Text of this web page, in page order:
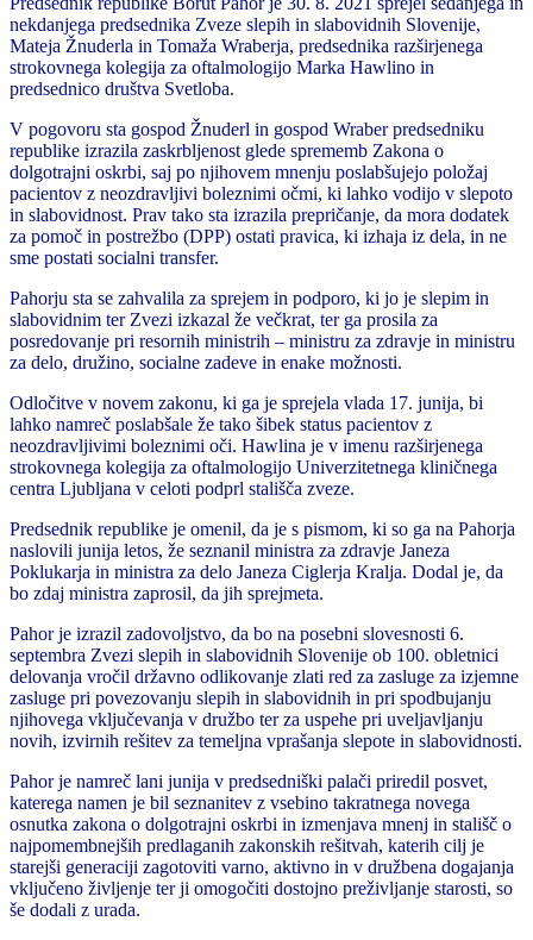
nekdanjega predsednika Zveze slepih in slabovidnih Slovenije,
Mateja Žnuderla in Tomaža Wraberja, predsednika razširjenega
strokovnega kolegija za oftalmologijo Marka Hawlino in
predsednico društva Svetloba.
V pogovoru sta gospod Žnuderl in gospod Wraber predsedniku
republike izrazila zaskrbljenost glede sprememb Zakona o
dolgotrajni oskrbi, saj po njihovem mnenju poslabšujejo položaj
pacientov z neozdravljivi boleznimi očmi, ki lahko vodijo v slepoto
in slabovidnost. Prav tako sta izrazila prepričanje, da mora dodatek
za pomoč in postrežbo (DPP) ostati pravica, ki izhaja iz dela, in ne
sme postati socialni transfer.
Pahorju sta se zahvalila za sprejem in podporo, ki jo je slepim in
slabovidnim ter Zvezi izkazal že večkrat, ter ga prosila za
posredovanje pri resornih ministrih – ministru za zdravje in ministru
za delo, družino, socialne zadeve in enake možnosti.
Odločitve v novem zakonu, ki ga je sprejela vlada 17. junija, bi
lahko namreč poslabšale že tako šibek status pacientov z
neozdravljivimi boleznimi oči. Hawlina je v imenu razširjenega
strokovnega kolegija za oftalmologijo Univerzitetnega kliničnega
centra Ljubljana v celoti podprl stališča zveze.
Predsednik republike je omenil, da je s pismom, ki so ga na Pahorja
naslovili junija letos, že seznanil ministra za zdravje Janeza
Poklukarja in ministra za delo Janeza Ciglerja Kralja. Dodal je, da
bo zdaj ministra zaprosil, da jih sprejmeta.
Pahor je izrazil zadovoljstvo, da bo na posebni slovesnosti 6.
septembra Zvezi slepih in slabovidnih Slovenije ob 100. obletnici
delovanja vročil državno odlikovanje zlati red za zasluge za izjemne
zasluge pri povezovanju slepih in slabovidnih in pri spodbujanju
njihovega vključevanja v družbo ter za uspehe pri uveljavljanju
novih, izvirnih rešitev za temeljna vprašanja slepote in slabovidnosti.
Pahor je namreč lani junija v predsedniški palači priredil posvet,
katerega namen je bil seznanitev z vsebino takratnega novega
osnutka zakona o dolgotrajni oskrbi in izmenjava mnenj in stališč o
najpomembnejših predlaganih zakonskih rešitvah, katerih cilj je
starejši generaciji zagotoviti varno, aktivno in v družbena dogajanja
vključeno življenje ter ji omogočiti dostojno preživljanje starosti, so
še dodali z urada.